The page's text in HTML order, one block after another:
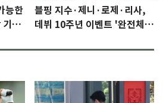
능한
대
블핑 지수·제니·로제·리사,
데뷔 10주년 이벤트 '완전체'